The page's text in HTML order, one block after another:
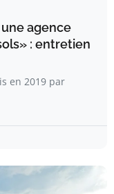
agence
: entretien
en 2019 par